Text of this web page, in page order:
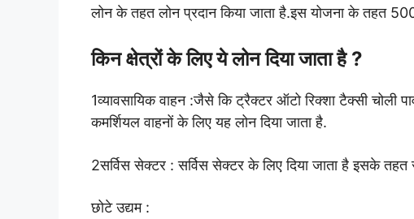
लोन के तहत लोन प्रदान किया जाता है.इस योजना के तहत
किन क्षेत्रों के लिए ये लोन दिया जाता है ?
1व्यावसायिक वाहन :जैसे कि ट्रैक्टर ऑटो रिक्शा टैक्सी चोली
कमर्शियल वाहनों के लिए यह लोन दिया जाता है.
2सर्विस सेक्टर :सर्विस सेक्टर के लिए दिया जाता है इसके
छोटे उद्यम :